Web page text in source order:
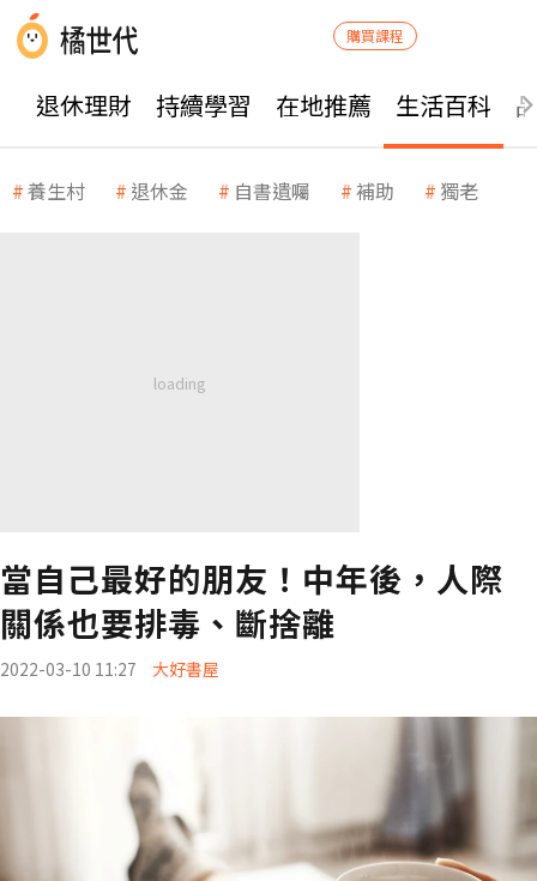
購買課程
退休理財 持續學習 在地推薦 生活百科
養生村 退休金 自書遺囑 補助 獨老
當自己最好的朋友！中年後，人際
關係也要排毒、斷捨離
2022-03-10 11:27 大好書屋